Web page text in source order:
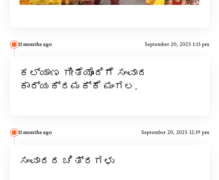
11 months ago September 20, 2025 1:13 pm
ಕಲ್ಯಾಣ ಗೀತೆಯೊಂದಿಗೆ ಸಂವಾದ
ಕಾರ್ಯಕ್ರಮಕ್ಕೆ ಮಂಗಲ.
11 months ago September 20, 2025 12:19 pm
ಸಂವಾದದ ಚಿತ್ರಗಳು